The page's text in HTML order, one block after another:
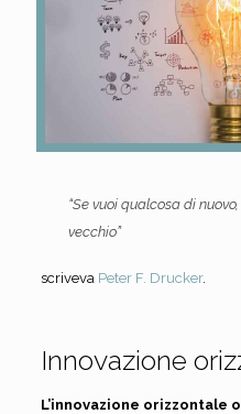
“Se vuoi qualcosa di
vecchio”
scriveva Peter F. Drucker.
Innovazione
L’innovazione orizzontale